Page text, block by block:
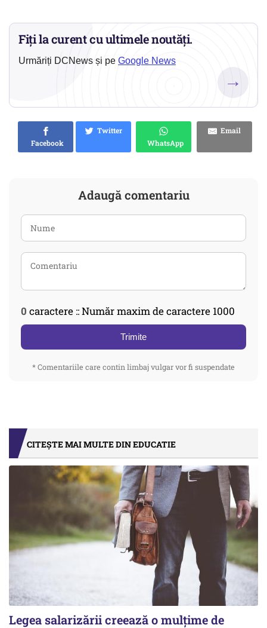
Fiți la curent cu ultimele noutăți.
Urmăriți DCNews și pe Google News
→
Facebook
Twitter
WhatsApp
Email
Adaugă comentariu
0 caractere :: Număr maxim de caractere 1000
Trimite
* Comentariile care contin limbaj vulgar vor fi suspendate
CITEȘTE MAI MULTE DIN EDUCATIE
Legea salarizării creează o mulțime de